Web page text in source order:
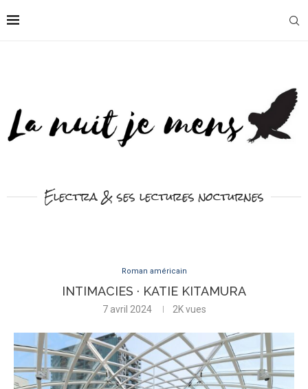
Electra & ses lectures nocturnes
Roman américain
INTIMACIES · KATIE KITAMURA
7 avril 2024 2Kvues